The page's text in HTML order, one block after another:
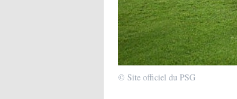
© Site officiel du PSG